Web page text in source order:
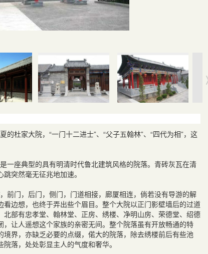
杜家大院，“一门十二进士”、“父子五翰林”、“四代为相”，这
一座典型的具有明清时代鲁北建筑风格的院落。青砖灰瓦在清
突然毫无征兆地加速。
前门，后门，侧门，门道相接，廊厦相连，倘若没有导游的解
边想，也终于弄出些个眉目。整个大院以正门影壁墙后的过道
部有忠孝堂、翰林堂、正房、绣楼、净明山房、荣德堂、绍德
让人遥想这个家族的亲密无间。整个院落虽有开放畅通的特
界，亦缺乏必要的点缀，偌大的院落，除去绣楼前后有些池
落，处处彰显主人的气度和奢华。